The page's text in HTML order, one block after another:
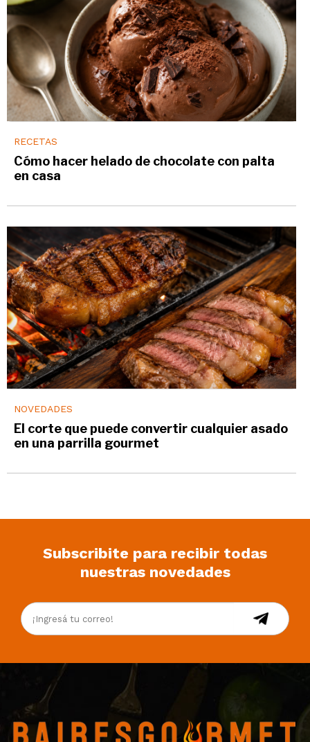
RECETAS
Cómo hacer helado de chocolate con palta
en casa
NOVEDADES
El corte que puede convertir cualquier asado
en una parrilla gourmet
Subscribite para recibir todas
nuestras novedades